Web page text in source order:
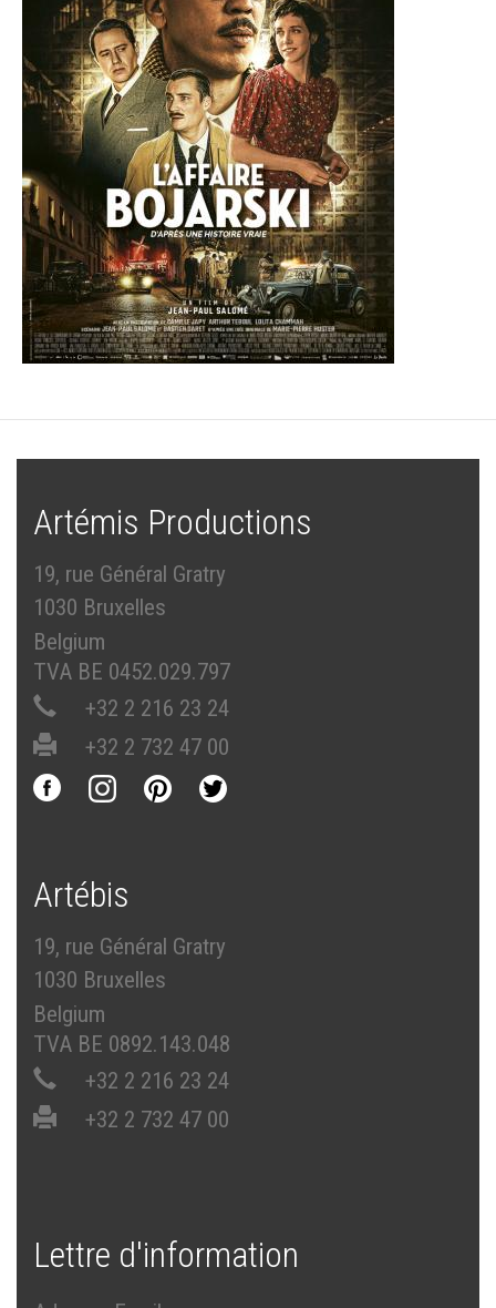
Artémis Productions
19, rue Général Gratry
1030 Bruxelles
Belgium
TVA BE 0452.029.797
+32 2 216 23 24
+32 2 732 47 00
Artébis
19, rue Général Gratry
1030 Bruxelles
Belgium
TVA BE 0892.143.048
+32 2 216 23 24
+32 2 732 47 00
Lettre d'information